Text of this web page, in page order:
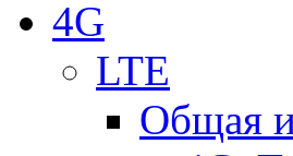
4G
LTE
Общая